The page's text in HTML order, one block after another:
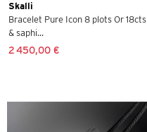
Skalli
Bracelet Pure Icon 8 plots Or 18cts
& saphi...
2 450,00 €